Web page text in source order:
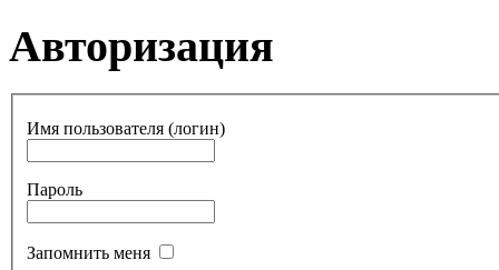
Авторизация
Имя пользователя (логин)
Пароль
Запомнить меня